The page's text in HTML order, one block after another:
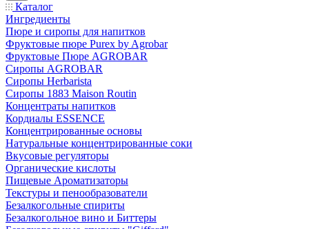
Каталог
Ингредиенты
Пюре и сиропы для напитков
Фруктовые пюре Purex by Agrobar
Фруктовые Пюре AGROBAR
Сиропы AGROBAR
Сиропы Herbarista
Сиропы 1883 Maison Routin
Концентраты напитков
Кордиалы ESSENCE
Концентрированные основы
Натуральные концентрированные соки
Вкусовые регуляторы
Органические кислоты
Пищевые Ароматизаторы
Текстуры и пенообразователи
Безалкогольные спириты
Безалкогольное вино и Биттеры